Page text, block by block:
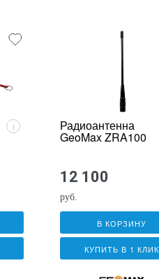
i Радиоантенна
GeoMax ZRA100
12 100
руб.
В КОРЗИНУ
КУПИТЬ В 1 КЛИК